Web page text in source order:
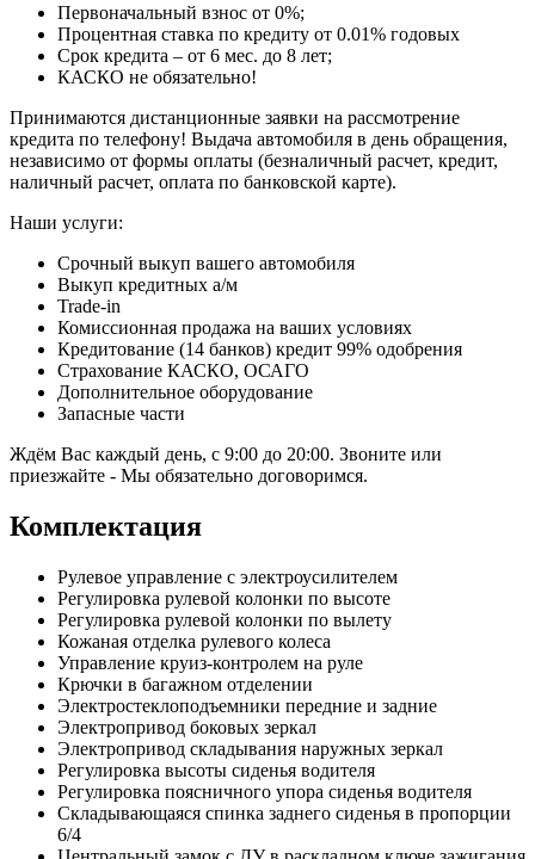
Первоначальный взнос от 0%;
Процентная ставка по кредиту от 0.01% годовых
Срок кредита – от 6 мес. до 8 лет;
КАСКО не обязательно!
Принимаются дистанционные заявки на рассмотрение
кредита по телефону! Выдача автомобиля в день обращения,
независимо от формы оплаты (безналичный расчет, кредит,
наличный расчет, оплата по банковской карте).
Наши услуги:
Срочный выкуп вашего автомобиля
Выкуп кредитных а/м
Trade-in
Комиссионная продажа на ваших условиях
Кредитование (14 банков) кредит 99% одобрения
Страхование КАСКО, ОСАГО
Дополнительное оборудование
Запасные части
Ждём Вас каждый день, с 9:00 до 20:00. Звоните или
приезжайте - Мы обязательно договоримся.
Комплектация
Рулевое управление с электроусилителем
Регулировка рулевой колонки по высоте
Регулировка рулевой колонки по вылету
Кожаная отделка рулевого колеса
Управление круиз-контролем на руле
Крючки в багажном отделении
Электростеклоподъемники передние и задние
Электропривод боковых зеркал
Электропривод складывания наружных зеркал
Регулировка высоты сиденья водителя
Регулировка поясничного упора сиденья водителя
Складывающаяся спинка заднего сиденья в пропорции
6/4